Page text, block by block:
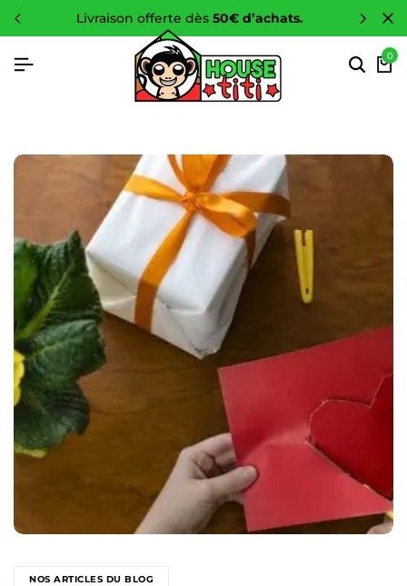
-10 %sur toute la boutique
0
NOS ARTICLES DU BLOG